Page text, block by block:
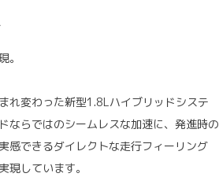
。
れ変わった新型1.8Lハイブリッドシステ
ならではのシームレスな加速に、発進時の
感できるダイレクトな走行フィーリング
現しています。